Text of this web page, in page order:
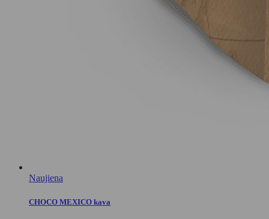
Naujiena
CHOCO MEXICO kava